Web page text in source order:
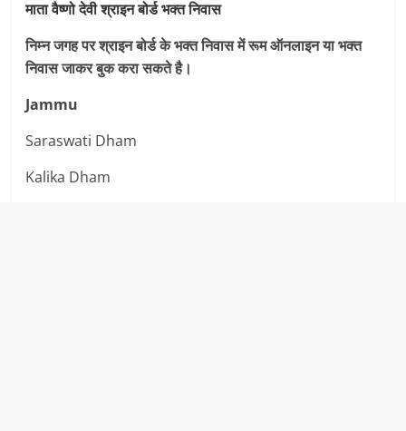
माता वैष्णो देवी श्राइन बोर्ड भक्त निवास
निम्न जगह पर श्राइन बोर्ड के भक्त निवास में रूम ऑनलाइन या भक्त
निवास जाकर बुक करा सकते है।
Jammu
Saraswati Dham
Kalika Dham